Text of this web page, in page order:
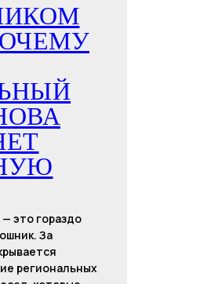
это гораздо
За
региональных